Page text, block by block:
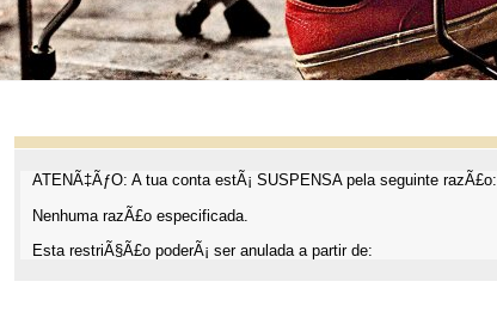
ATENÃ‡ÃƒO: A tua conta estÃ¡ SUSPENSA pela seguinte razÃ£o:
Nenhuma razÃ£o especificada.
Esta restriÃ§Ã£o poderÃ¡ ser anulada a partir de: